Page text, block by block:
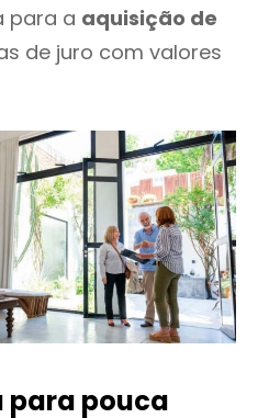
para a aquisição de
de juro com valores
para pouca